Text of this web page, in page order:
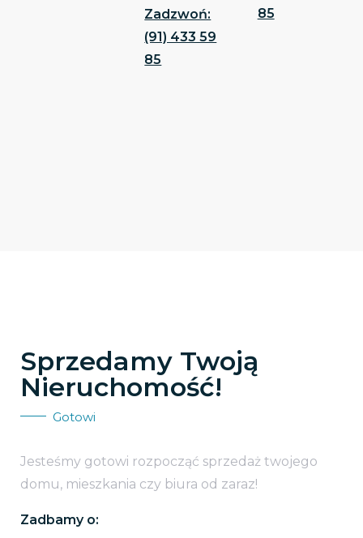
Zadzwoń:
(91) 433 59
85
85
Sprzedamy Twoją
Nieruchomość!
Gotowi
Jesteśmy gotowi rozpocząć sprzedaż twojego
domu, mieszkania czy biura od zaraz!
Zadbamy o: